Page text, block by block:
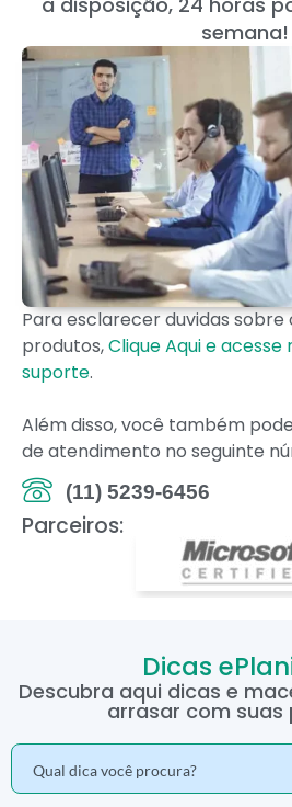
semana!
Para esclarecer duvidas sobre
produtos,Clique Aqui e
suporte.
Além disso, você também
de atendimento no seguinte
(11) 5239-6456
Parceiros:
Dicas
Descubra aqui dicas e
arrasar com suas